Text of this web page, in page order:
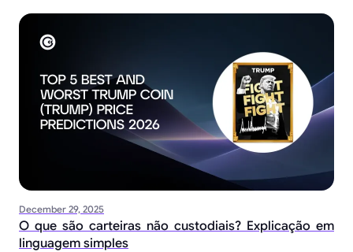
December 29, 2025
O que são carteiras não custodiais? Explicação em
linguagem simples